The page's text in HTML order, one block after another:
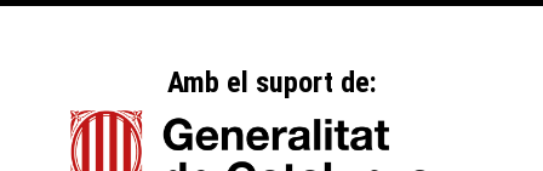
Amb el suport de: